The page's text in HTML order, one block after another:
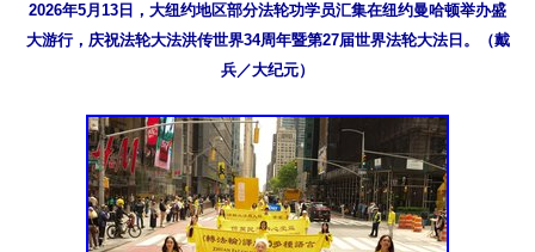
2026年5月13日，大纽约地区部分法轮功学员汇集在纽约曼哈顿举办盛
大游行，庆祝法轮大法洪传世界34周年暨第27届世界法轮大法日。（戴
兵／大纪元）